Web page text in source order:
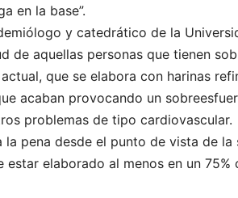
en la base”.
y catedrático de la
de aquellas personas que tienen
que se elabora con harinas
acaban provocando un
problemas de tipo cardiovascular.
pena desde el punto de vista de
elaborado al menos en un 75%